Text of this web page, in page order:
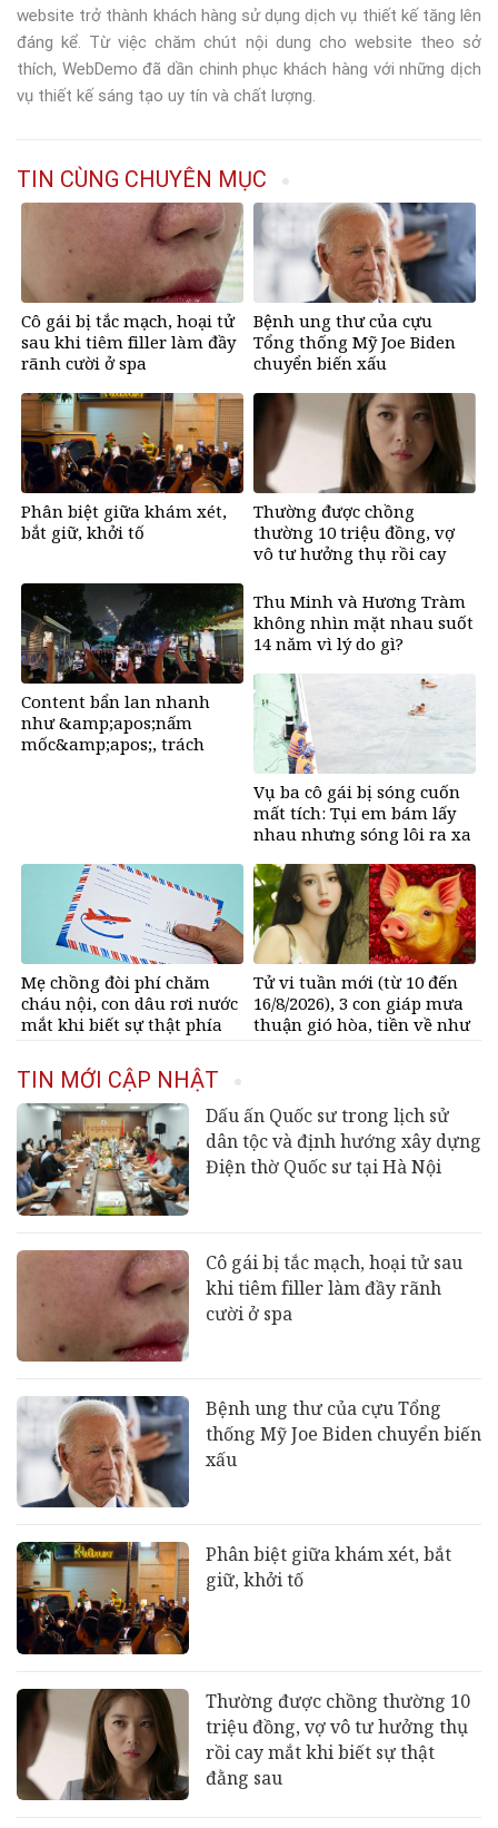
website trở thành khách hàng sử dụng dịch vụ thiết kế tăng lên
đáng kể. Từ việc chăm chút nội dung cho website theo sở
thích, WebDemo đã dần chinh phục khách hàng với những dịch
vụ thiết kế sáng tạo uy tín và chất lượng.
TIN CÙNG CHUYÊN MỤC
Cô gái bị tắc mạch, hoại tử
sau khi tiêm filler làm đầy
rãnh cười ở spa
Bệnh ung thư của cựu
Tổng thống Mỹ Joe Biden
chuyển biến xấu
Phân biệt giữa khám xét,
bắt giữ, khởi tố
Thường được chồng
thường 10 triệu đồng, vợ
vô tư hưởng thụ rồi cay
sau
Content bẩn lan nhanh
như &amp;apos;nấm
mốc&amp;apos;, trách
Thu Minh và Hương Tràm
không nhìn mặt nhau suốt
14 năm vì lý do gì?
Vụ ba cô gái bị sóng cuốn
mất tích: Tụi em bám lấy
nhau nhưng sóng lôi ra xa
Mẹ chồng đòi phí chăm
cháu nội, con dâu rơi nước
mắt khi biết sự thật phía
Tử vi tuần mới (từ 10 đến
16/8/2026), 3 con giáp mưa
thuận gió hòa, tiền về như
TIN MỚI CẬP NHẬT
Dấu ấn Quốc sư trong lịch sử
dân tộc và định hướng xây dựng
Điện thờ Quốc sư tại Hà Nội
Cô gái bị tắc mạch, hoại tử sau
khi tiêm filler làm đầy rãnh
cười ở spa
Bệnh ung thư của cựu Tổng
thống Mỹ Joe Biden chuyển biến
xấu
Phân biệt giữa khám xét, bắt
giữ, khởi tố
Thường được chồng thường 10
triệu đồng, vợ vô tư hưởng thụ
rồi cay mắt khi biết sự thật
đằng sau